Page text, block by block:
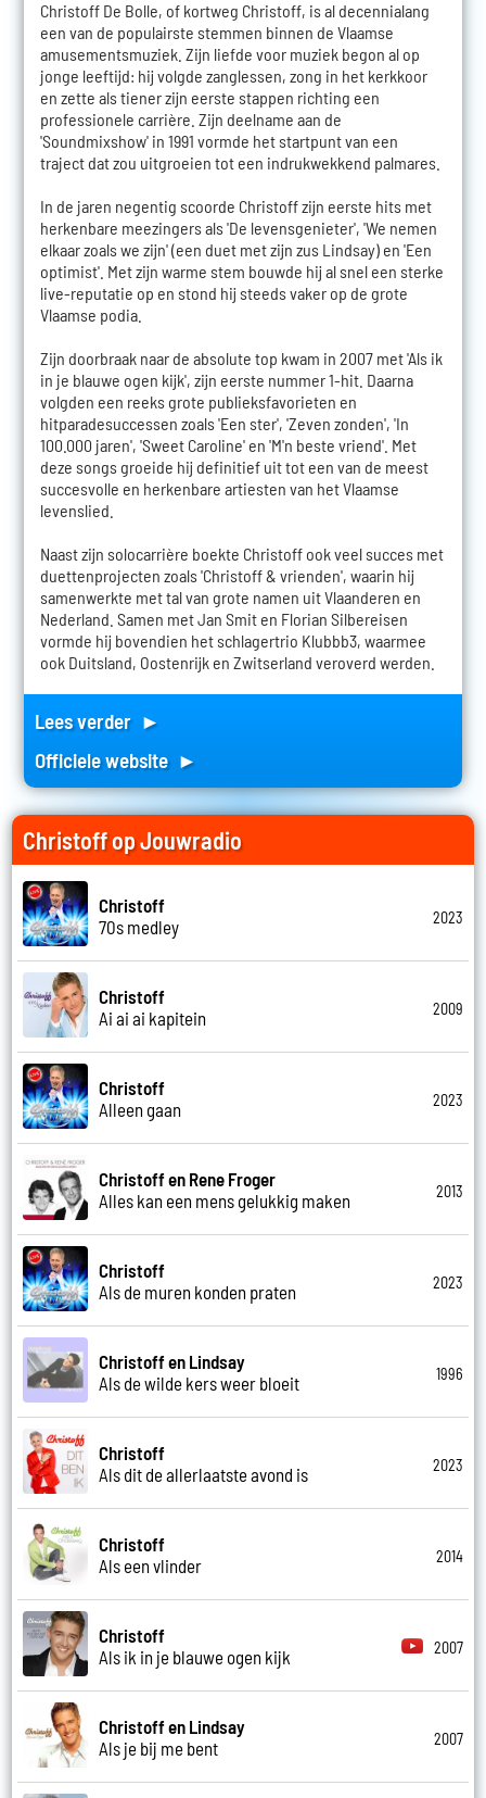
Christoff De Bolle, of kortweg Christoff, is al decennialang
een van de populairste stemmen binnen de Vlaamse
amusementsmuziek. Zijn liefde voor muziek begon al op
jonge leeftijd: hij volgde zanglessen, zong in het kerkkoor
en zette als tiener zijn eerste stappen richting een
professionele carrière. Zijn deelname aan de
'Soundmixshow' in 1991 vormde het startpunt van een
traject dat zou uitgroeien tot een indrukwekkend palmares.
In de jaren negentig scoorde Christoff zijn eerste hits met
herkenbare meezingers als 'De levensgenieter', 'We nemen
elkaar zoals we zijn' (een duet met zijn zus Lindsay) en 'Een
optimist'. Met zijn warme stem bouwde hij al snel een sterke
live-reputatie op en stond hij steeds vaker op de grote
Vlaamse podia.
Zijn doorbraak naar de absolute top kwam in 2007 met 'Als ik
in je blauwe ogen kijk', zijn eerste nummer 1-hit. Daarna
volgden een reeks grote publieksfavorieten en
hitparadesuccessen zoals 'Een ster', 'Zeven zonden', 'In
100.000 jaren', 'Sweet Caroline' en 'M'n beste vriend'. Met
deze songs groeide hij definitief uit tot een van de meest
succesvolle en herkenbare artiesten van het Vlaamse
levenslied.
Naast zijn solocarrière boekte Christoff ook veel succes met
duettenprojecten zoals 'Christoff & vrienden', waarin hij
samenwerkte met tal van grote namen uit Vlaanderen en
Nederland. Samen met Jan Smit en Florian Silbereisen
vormde hij bovendien het schlagertrio Klubbb3, waarmee
ook Duitsland, Oostenrijk en Zwitserland veroverd werden.
Lees verder ►
Officiele website ►
Christoff op Jouwradio
Christoff
70s medley
2023
Christoff
Ai ai ai kapitein
2009
Christoff
Alleen gaan
2023
Christoff en Rene Froger
Alles kan een mens gelukkig maken
2013
Christoff
Als de muren konden praten
2023
Christoff en Lindsay
Als de wilde kers weer bloeit
1996
Christoff
Als dit de allerlaatste avond is
2023
Christoff
Als een vlinder
2014
Christoff
Als ik in je blauwe ogen kijk
2007
Christoff en Lindsay
Als je bij me bent
2007